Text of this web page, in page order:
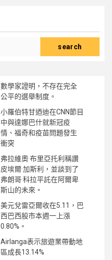
search
數學家證明，不存在完全
公平的選舉制度。
小羅伯特甘迺迪在CNN節目
中與達娜巴什就新冠疫
情、福奇和疫苗問題發生
衝突
弗拉維奧·布里亞托利稱讚
皮埃爾·加斯利，並談到了
弗朗哥·科拉平託在阿爾卑
斯山的未來。
美元兌雷亞爾收在5.11，巴
西巴西股市本週一上漲
0.80%。
Airlanga表示旅遊業帶動地
區成長13.14%